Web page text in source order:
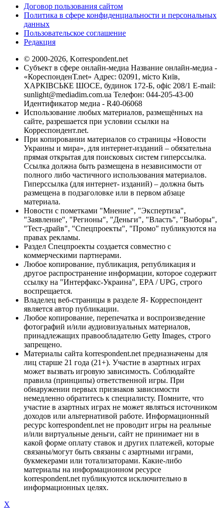
Договор пользования сайтом
Политика в сфере конфиденциальности и персональных
данных
Пользовательское соглашение
Редакция
© 2000-2026, Korrespondent.net
Субъект в сфере онлайн-медиа Название онлайн-медиа -
«КореспонденТ.net» Адрес: 02091, місто Київ,
ХАРКІВСЬКЕ ШОСЕ, будинок 172-Б, офіс 208/1 E-mail:
sunlight@mediadim.com.ua Телефон: 044-205-43-00
Идентификатор медиа - R40-06068
Использование любых материалов, размещённых на
сайте, разрешается при условии ссылки на
Корреспондент.net.
При копировании материалов со страницы «Новости
Украины и мира», для интернет-изданий – обязательна
прямая открытая для поисковых систем гиперссылка.
Ссылка должна быть размещена в независимости от
полного либо частичного использования материалов.
Гиперссылка (для интернет- изданий) – должна быть
размещена в подзаголовке или в первом абзаце
материала.
Новости с пометками "Мнение", "Экспертиза",
"Заявление", "Регионы", "Деньги", "Власть", "Выборы",
"Тест-драйв", "Спецпроекты", "Промо" публикуются на
правах рекламы.
Раздел Спецпроекты создается совместно с
коммерческими партнерами.
Любое копирование, публикация, републикация и
другое распространение информации, которое содержит
ссылку на "Интерфакс-Украина", EPA / UPG, строго
воспрещается.
Владелец веб-страницы в разделе Я- Корреспондент
является автор публикации.
Любое копирование, перепечатка и воспроизведение
фотографий и/или аудиовизуальных материалов,
принадлежащих правообладателю Getty Images, строго
запрещено.
Материалы сайта korrespondent.net предназначены для
лиц старше 21 года (21+). Участие в азартных играх
может вызвать игровую зависимость. Соблюдайте
правила (принципы) ответственной игры. При
обнаружении первых признаков зависимости
немедленно обратитесь к специалисту. Помните, что
участие в азартных играх не может являться источником
доходов или альтернативой работе. Информационный
ресурс korrespondent.net не проводит игры на реальные
и/или виртуальные деньги, сайт не принимает ни в
какой форме оплату ставок и других платежей, которые
связаны/могут быть связаны с азартными играми,
букмекерами или тотализаторами. Какие-либо
материалы на информационном ресурсе
korrespondent.net публикуются исключительно в
информационных целях.
X